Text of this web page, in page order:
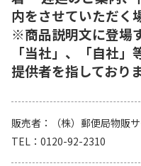
内をさせていただく
※商品説明文に登場
「当社」、「自社
提供者を指しておりま
販売者
（株）郵便局物販
TEL
0120-92-2310